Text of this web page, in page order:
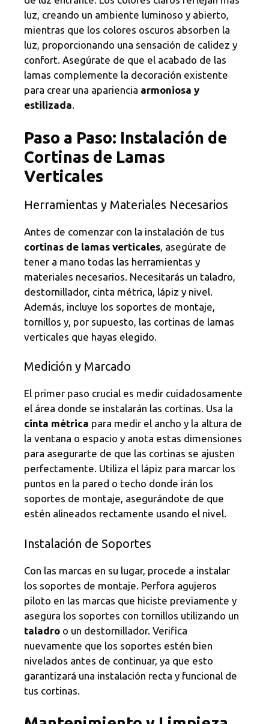
luz, creando un ambiente luminoso y abierto,
mientras que los colores oscuros absorben la
luz, proporcionando una sensación de calidez y
confort. Asegúrate de que el acabado de las
lamas complemente la decoración existente
para crear una apariencia armoniosa y
estilizada.
Paso a Paso: Instalación de
Cortinas de Lamas
Verticales
Herramientas y Materiales Necesarios
Antes de comenzar con la instalación de tus
cortinas de lamas verticales , asegúrate de
tener a mano todas las herramientas y
materiales necesarios. Necesitarás un taladro,
destornillador, cinta métrica, lápiz y nivel.
Además, incluye los soportes de montaje,
tornillos y, por supuesto, las cortinas de lamas
verticales que hayas elegido.
Medición y Marcado
El primer paso crucial es medir cuidadosamente
el área donde se instalarán las cortinas. Usa la
cinta métrica para medir el ancho y la altura de
la ventana o espacio y anota estas dimensiones
para asegurarte de que las cortinas se ajusten
perfectamente. Utiliza el lápiz para marcar los
puntos en la pared o techo donde irán los
soportes de montaje, asegurándote de que
estén alineados rectamente usando el nivel.
Instalación de Soportes
Con las marcas en su lugar, procede a instalar
los soportes de montaje. Perfora agujeros
piloto en las marcas que hiciste previamente y
asegura los soportes con tornillos utilizando un
taladro o un destornillador. Verifica
nuevamente que los soportes estén bien
nivelados antes de continuar, ya que esto
garantizará una instalación recta y funcional de
tus cortinas.